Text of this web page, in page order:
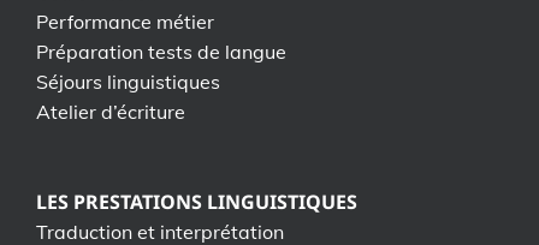
Performance métier
Préparation tests de langue
Séjours linguistiques
Atelier d’écriture
LES PRESTATIONS LINGUISTIQUES
Traduction et interprétation